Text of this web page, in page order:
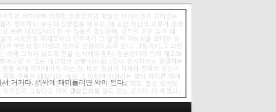
거기다. 위악에 재미들리면 악이 된다.